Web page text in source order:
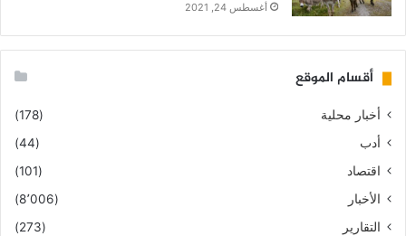
أغسطس 24, 2021
أقسام الموقع
أخبار محلية
(178)
أدب
(44)
اقتصاد
(101)
الأخبار
(8٬006)
التقارير
(273)